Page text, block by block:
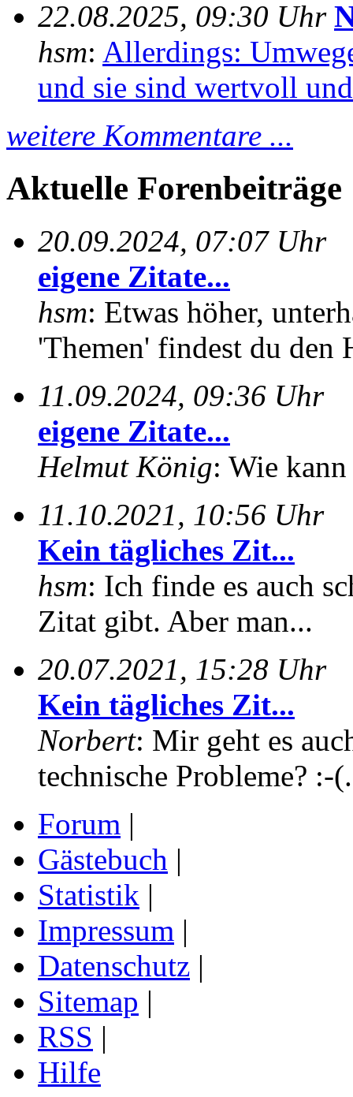
22.08.2025, 09:30 Uhr
hsm: Allerdings:
und sie sind wertvoll
weitere Kommentare ...
Aktuelle Forenbeiträge
20.09.2024, 07:07 Uhr
eigene Zitate...
hsm: Etwas höher,
'Themen' findest du den
11.09.2024, 09:36 Uhr
eigene Zitate...
Helmut König: Wie
11.10.2021, 10:56 Uhr
Kein tägliches Zit...
hsm: Ich finde es auch
Zitat gibt. Aber man...
20.07.2021, 15:28 Uhr
Kein tägliches Zit...
Norbert: Mir geht es
technische Probleme? :-
Forum |
Gästebuch |
Statistik |
Impressum |
Datenschutz |
Sitemap |
RSS |
Hilfe